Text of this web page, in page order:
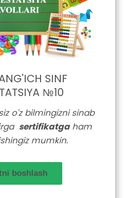
SINF
№10
o'z bilmingizni sinab
sertifikatgaham
mumkin.